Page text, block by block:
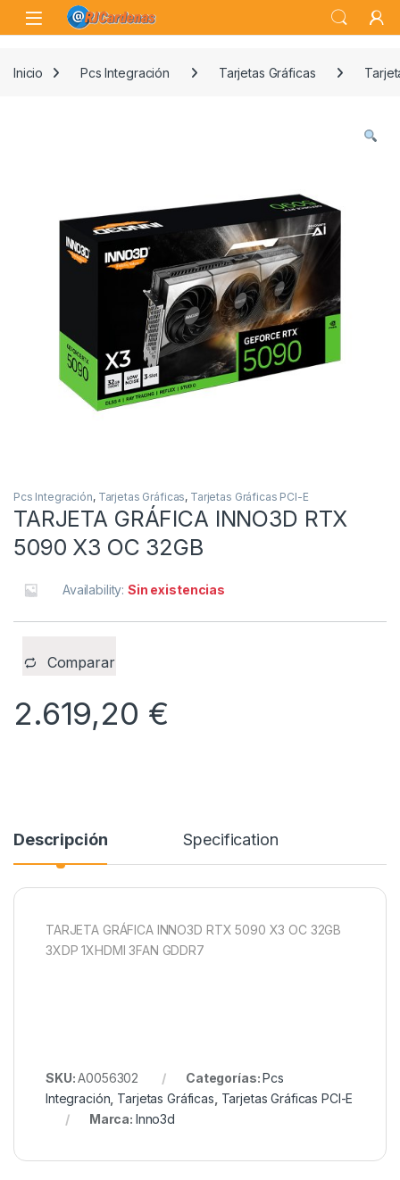
Skip to navigation
Skip to content
Open
Inicio Pcs Integración Tarjetas Gráficas
Pcs Integración, Tarjetas Gráficas, Tarjetas Gráficas PCI-E
TARJETA GRÁFICA INNO3D RTX
5090 X3 OC 32GB
Availability:Sin existencias
Comparar
2.619,20 €
Descripción Specification
TARJETA GRÁFICA INNO3D RTX 5090 X3 OC 32GB
3XDP 1XHDMI 3FAN GDDR7
SKU:A0056302 Categorías:Pcs
Integración Tarjetas Gráficas Tarjetas Gráficas PCI-E
Marca: Inno3d